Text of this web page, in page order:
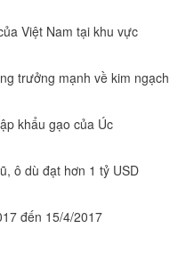
Việt Nam tại khu vực
trưởng mạnh về kim ngạch
khẩu gạo của Úc
ô dù đạt hơn 1 tỷ USD
đến 15/4/2017